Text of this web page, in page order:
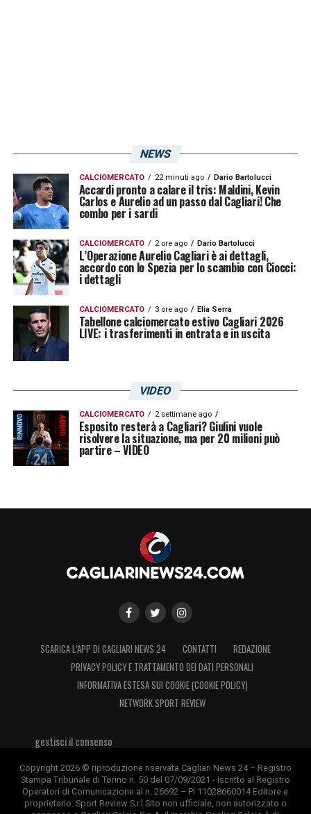
NEWS
CALCIOMERCATO 22 minuti ago Dario Bartolucci
Accardi pronto a calare il tris: Maldini, Kevin
Carlos e Aurelio ad un passo dal Cagliari! Che
combo per i sardi
CALCIOMERCATO 2 ore ago Dario Bartolucci
L’Operazione Aurelio Cagliari è ai dettagli,
accordo con lo Spezia per lo scambio con Ciocci:
i dettagli
CALCIOMERCATO 3 ore ago Elia Serra
Tabellone calciomercato estivo Cagliari 2026
LIVE: i trasferimenti in entrata e in uscita
VIDEO
CALCIOMERCATO 2 settimane ago
Esposito resterà a Cagliari? Giulini vuole
risolvere la situazione, ma per 20 milioni può
partire – VIDEO
SCARICA L’APP DI CAGLIARI NEWS 24 CONTATTI
REDAZIONE
PRIVACY POLICY E TRATTAMENTO DEI DATI PERSONALI
INFORMATIVA ESTESA SUI COOKIE (COOKIE POLICY)
NETWORK SPORT REVIEW
gestisci il consenso
Copyright 2026 © riproduzione riservata Cagliari News 24 – Registro
Stampa Tribunale di Torino n. 50 del 07/09/2021 - Iscritto al Registro
Operatori di Comunicazione al n. 26692 – PI 11028660014 Editore e
proprietario: Sport Review S.r.l Sito non ufficiale, non autorizzato o